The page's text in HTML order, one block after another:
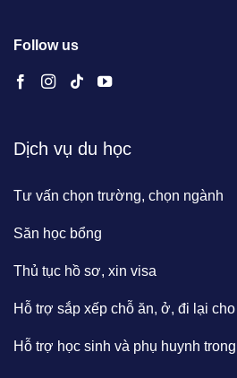
Follow us
Dịch vụ du học
Tư vấn chọn trường, chọn ngành
Săn học bổng
Thủ tục hồ sơ, xin visa
Hỗ trợ sắp xếp chỗ ăn, ở, đi lại
Hỗ trợ học sinh và phụ huynh